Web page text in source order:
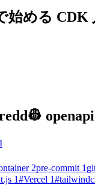
始める CDK
2pre-commit 1
1#Vercel 1